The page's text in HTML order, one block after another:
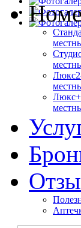
Люкс
Люкс+